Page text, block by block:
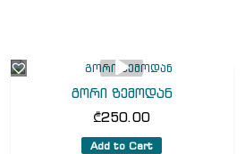
გორი ზემოდან
₾250.00
Add to Cart